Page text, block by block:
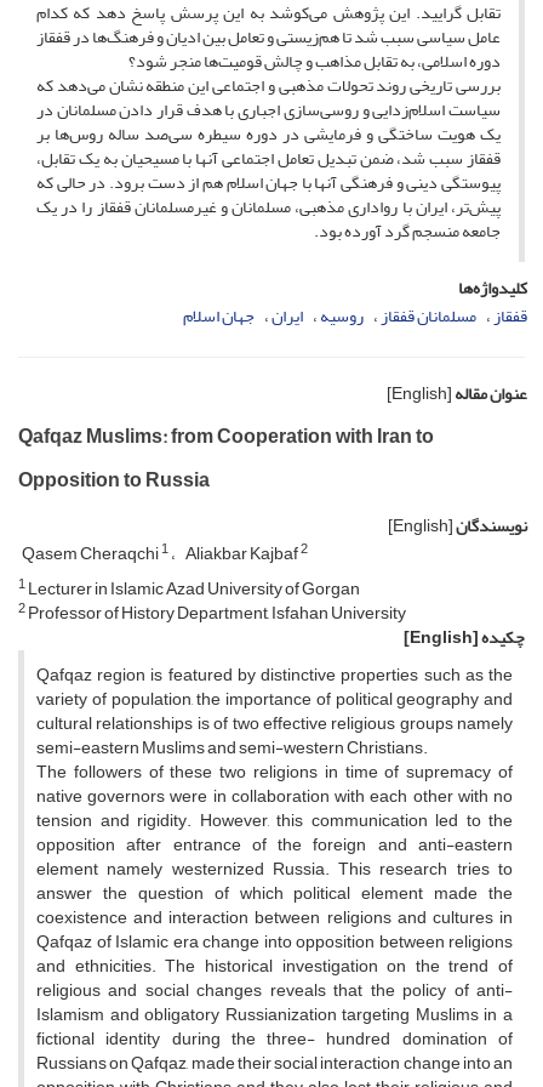
تقابل گرایید. این پژوهش می‌کوشد به این پرسش پاسخ دهد که کدام
عامل سیاسی سبب شد تا هم‌زیستی و تعامل بین ادیان و فرهنگ‌ها در قفقاز
دوره اسلامی، به تقابل مذاهب و چالش قومیت‌ها منجر شود؟
بررسی تاریخی روند تحولات مذهبی و اجتماعی این منطقه نشان‌ می‌دهد که
سیاست اسلام‌زدایی و روسی‌سازی اجباری با هدف قرار دادن مسلمانان در
یک هویت ساختگی و فرمایشی در دوره سیطره سی‌صد ساله روس‌ها بر
قفقاز سبب شد، ضمن تبدیل تعامل اجتماعی آنها با مسیحیان به یک تقابل،
پیوستگی دینی و فرهنگی آنها با جهان اسلام هم از دست برود. در حالی که
پیش‌تر، ایران با رواداری مذهبی، مسلمانان و غیرمسلمانان قفقاز را در یک
جامعه منسجم گرد آورده بود.
کلیدواژه‌ها
قفقاز مسلمانان قفقاز روسیه ایران جهان اسلام
عنوان مقاله[English]
Qafqaz Muslims: from Cooperation with Iran to
Opposition to Russia
نویسندگان[English]
Qasem Cheraqchi1 Aliakbar Kajbaf2
1Lecturer in Islamic Azad University of Gorgan
2Professor of History Department, Isfahan University
چکیده[English]
Qafqaz region is featured by distinctive properties such as the
variety of population, the importance of political geography and
cultural relationships is of two effective religious groups namely
semi-eastern Muslims and semi-western Christians.
The followers of these two religions in time of supremacy of
native governors were in collaboration with each other with no
tension and rigidity. However, this communication led to the
opposition after entrance of the foreign and anti-eastern
element namely westernized Russia. This research tries to
answer the question of which political element made the
coexistence and interaction between religions and cultures in
Qafqaz of Islamic era change into opposition between religions
and ethnicities. The historical investigation on the trend of
religious and social changes reveals that the policy of anti-
Islamism and obligatory Russianization targeting Muslims in a
fictional identity during the three- hundred domination of
Russians on Qafqaz, made their social interaction change into an